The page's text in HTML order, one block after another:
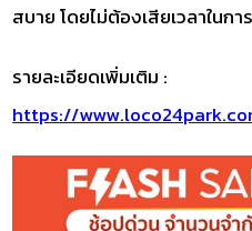
สบาย โดยไม่ต้องเสียเวลาในก
รายละเอียดเพิ่มเติม :
https://